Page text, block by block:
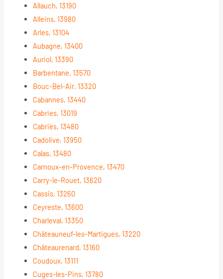
Allauch, 13190
Alleins, 13980
Arles, 13104
Aubagne, 13400
Auriol, 13390
Barbentane, 13570
Bouc-Bel-Air, 13320
Cabannes, 13440
Cabries, 13019
Cabriès, 13480
Cadolive, 13950
Calas, 13480
Carnoux-en-Provence, 13470
Carry-le-Rouet, 13620
Cassis, 13260
Ceyreste, 13600
Charleval, 13350
Châteauneuf-les-Martigues, 13220
Châteaurenard, 13160
Coudoux, 13111
Cuges-les-Pins, 13780